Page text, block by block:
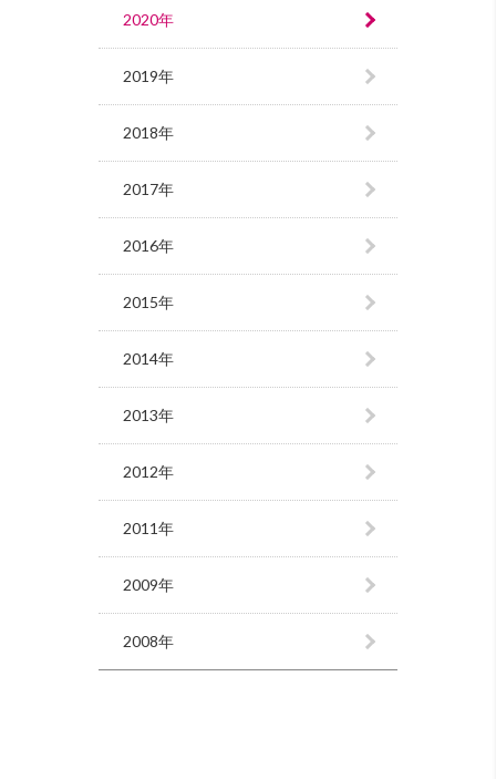
2020年
2019年
2018年
2017年
2016年
2015年
2014年
2013年
2012年
2011年
2009年
2008年